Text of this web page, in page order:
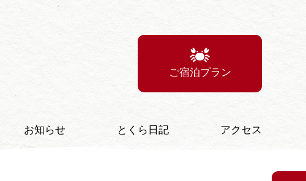
ご宿泊プラン
お知らせ とくら日記 アクセス